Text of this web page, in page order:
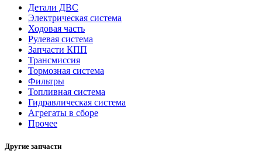
Детали ДВС
Электрическая система
Ходовая часть
Рулевая система
Запчасти КПП
Трансмиссия
Тормозная система
Фильтры
Топливная система
Гидравлическая система
Агрегаты в сборе
Прочее
Другие запчасти